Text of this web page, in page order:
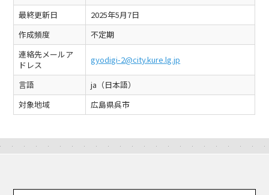
最終更新日
2025年5月7日
作成頻度
不定期
連絡先メールア
ドレス
gyodigi-2@city.kure.lg.jp
言語
ja（日本語）
対象地域
広島県呉市